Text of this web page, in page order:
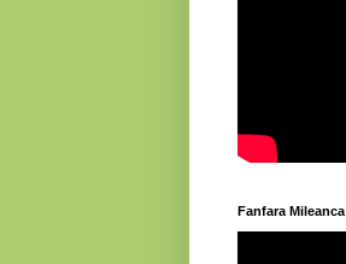
Fanfara Mileanca